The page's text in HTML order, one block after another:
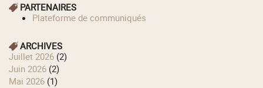
PARTENAIRES
Plateforme de communiqués
ARCHIVES
juillet 2026 (2)
juin 2026 (2)
mai 2026 (1)